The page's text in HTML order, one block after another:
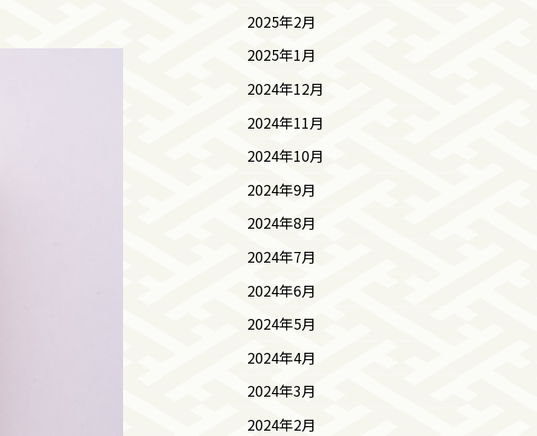
2025年2月
2025年1月
2024年12月
2024年11月
2024年10月
2024年9月
2024年8月
2024年7月
2024年6月
2024年5月
2024年4月
2024年3月
2024年2月